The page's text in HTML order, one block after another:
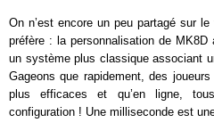
On n’est encore un peu partagé sur
préfère : la personnalisation de
un système plus classique associant
Gageons que rapidement, des
plus efficaces et qu’en ligne,
configuration ! Une milliseconde est